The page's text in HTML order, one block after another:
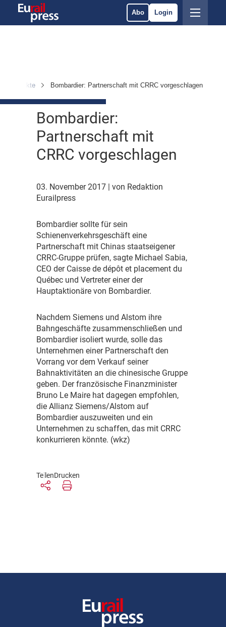
Abo Login
& Märkte Bombardier: Partnerschaft mit CRRC vorgeschlagen
Bombardier:
Partnerschaft mit
CRRC vorgeschlagen
03. November 2017
| von Redaktion
Eurailpress
Bombardier sollte für sein
Schienenverkehrsgeschäft eine
Partnerschaft mit Chinas staatseigener
CRRC-Gruppe prüfen, sagte Michael Sabia,
CEO der Caisse de dépôt et placement du
Québec und Vertreter einer der
Hauptaktionäre von Bombardier.
Nachdem Siemens und Alstom ihre
Bahngeschäfte zusammenschließen und
Bombardier isoliert wurde, solle das
Unternehmen einer Partnerschaft den
Vorrang vor dem Verkauf seiner
Bahnaktivitäten an die chinesische Gruppe
geben. Der französische Finanzminister
Bruno Le Maire hat dagegen empfohlen,
die Allianz Siemens/Alstom auf
Bombardier auszuweiten und ein
Unternehmen zu schaffen, das mit CRRC
konkurrieren könnte. (wkz)
TeilenDrucken